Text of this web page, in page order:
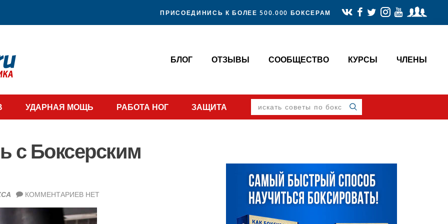
ПРИСОЕДИНИСЬ К БОЛЕЕ 500.000 БОКСЕРАМ
БЛОГ ОТЗЫВЫ СООБЩЕСТВО КУРСЫ ЧЛЕНЫ
УДАРНАЯ МОЩЬ РАБОТА НОГ ЗАЩИТА искать
советы
по
боксу
с Боксерским
КОММЕНТАРИЕВ НЕТ
Sidebar